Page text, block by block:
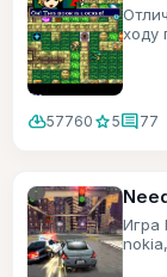
ходу
cloud_download57760 star5comment77
Игра